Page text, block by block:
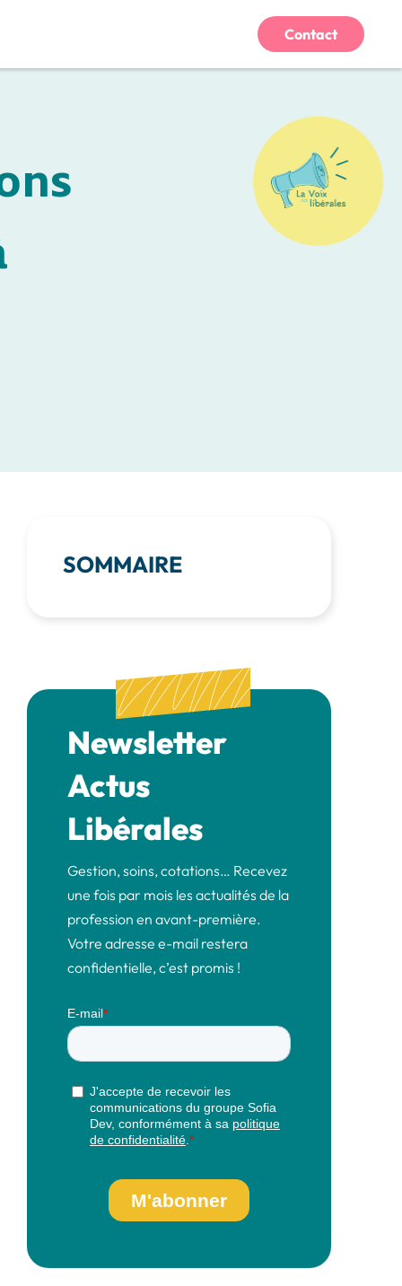
SOMMAIRE
Newsletter
Actus
Libérales
Gestion, soins, cotations… Recevez
une fois par mois les actualités de la
profession en avant-première.
Votre adresse e-mail restera
confidentielle, c’est promis !
Contact